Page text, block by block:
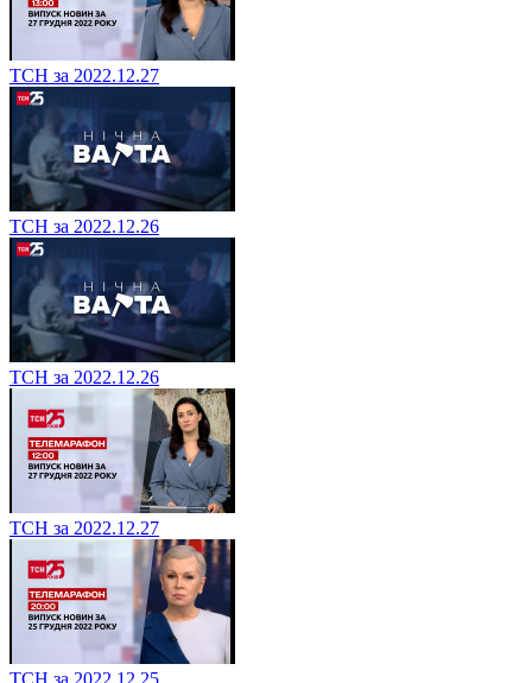
ТСН за 2022.12.27
ТСН за 2022.12.26
ТСН за 2022.12.26
ТСН за 2022.12.27
ТСН за 2022.12.25